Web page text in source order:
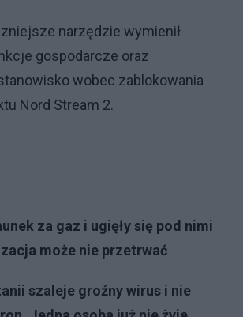
narzędzie wymienił
gospodarcze oraz
wobec zablokowania
Nord Stream 2.
za gaz i ugięły się pod nimi
może nie przetrwać
szaleje groźny wirus i nie